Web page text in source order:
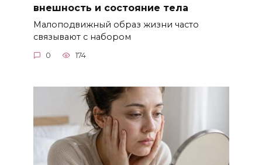
внешность и состояние тела
Малоподвижный образ жизни часто
связывают с набором
0 174